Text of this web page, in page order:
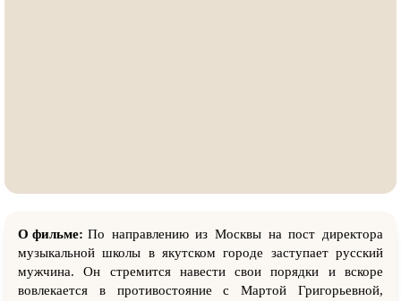
О фильме: По направлению из Москвы на пост директора
музыкальной школы в якутском городе заступает русский
мужчина. Он стремится навести свои порядки и вскоре
вовлекается в противостояние с Мартой Григорьевной,